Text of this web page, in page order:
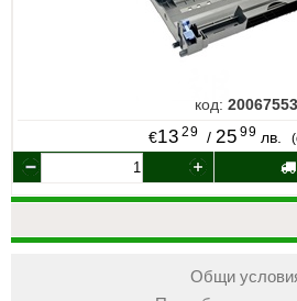
код: 20067553
€13 29 / 25 99 лв.
Общи